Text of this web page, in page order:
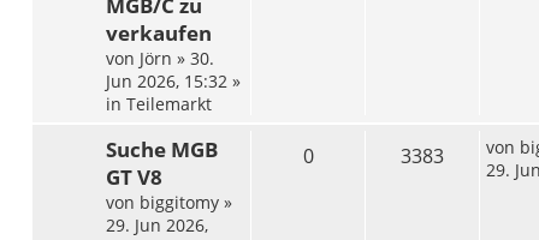
verkaufen
von Jörn » 30.
Jun 2026, 15:32 »
in Teilemarkt
Suche MGB
GT V8
von biggitomy »
29. Jun 2026,
0 3383 von
29.